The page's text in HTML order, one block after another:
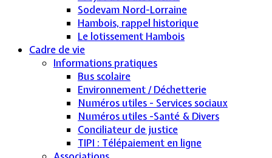
Sodevam Nord-Lorraine
Hambois, rappel historique
Le lotissement Hambois
Cadre de vie
Informations pratiques
Bus scolaire
Environnement / Déchetterie
Numéros utiles - Services sociaux
Numéros utiles -Santé & Divers
Conciliateur de justice
TIPI : Télépaiement en ligne